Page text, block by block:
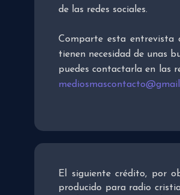
de las redes sociales.
Comparte esta entrevista
tienen necesidad de unas
puedes contactarla en las
El siguiente crédito, por
producido para radio